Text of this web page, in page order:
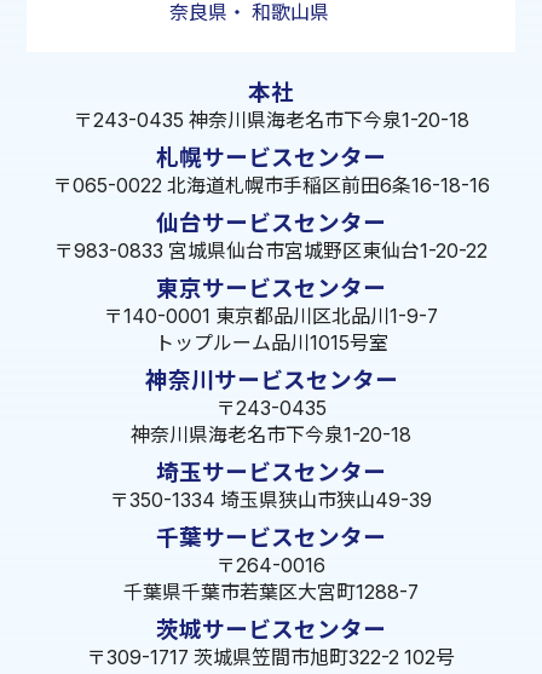
奈良県 ・ 和歌山県
本社
〒243-0435 神奈川県海老名市下今泉1-20-18
札幌サービスセンター
〒065-0022 北海道札幌市手稲区前田6条16-18-16
仙台サービスセンター
〒983-0833 宮城県仙台市宮城野区東仙台1-20-22
東京サービスセンター
〒140-0001 東京都品川区北品川1-9-7
トップルーム品川1015号室
神奈川サービスセンター
〒243-0435
神奈川県海老名市下今泉1-20-18
埼玉サービスセンター
〒350-1334 埼玉県狭山市狭山49-39
千葉サービスセンター
〒264-0016
千葉県千葉市若葉区大宮町1288-7
茨城サービスセンター
〒309-1717 茨城県笠間市旭町322-2 102号